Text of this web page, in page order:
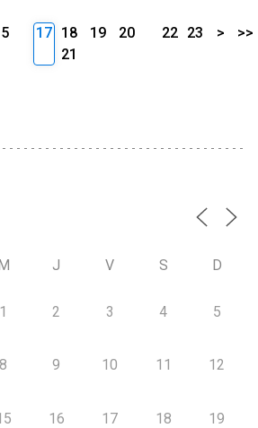
17 18 19
20
21
22 23 > >>
J V S D
1 2 3 4 5
8 9 10 11 12
16 17 18 19